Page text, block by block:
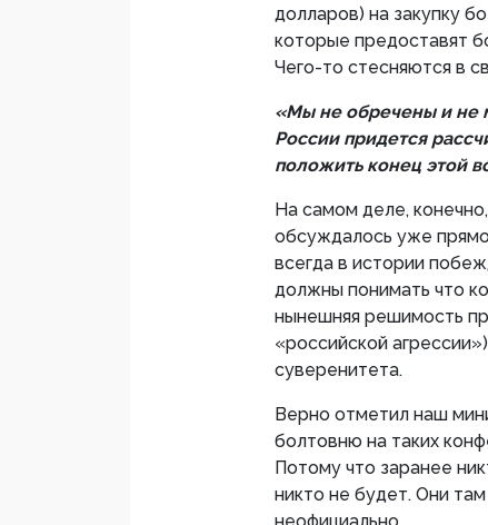
долларов) на закупку
которые предоставят
Чего-то стесняются в
«Мы не обречены и не
России придется
положить конец этой
На самом деле,
обсуждалось уже
всегда в истории
должны понимать что
нынешняя решимость
«российской
суверенитета.
Верно отметил наш
болтовню на таких
Потому что заранее
никто не будет. Они